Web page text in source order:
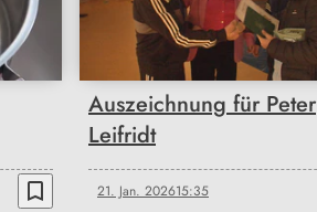
bookmark_border
Auszeichnung für Peter
Leifridt
21. Jan. 202615:35